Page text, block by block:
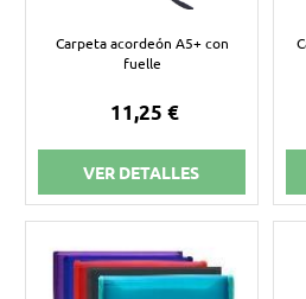
Carpeta acordeón A5+ con
fuelle
11,25 €
VER DETALLES